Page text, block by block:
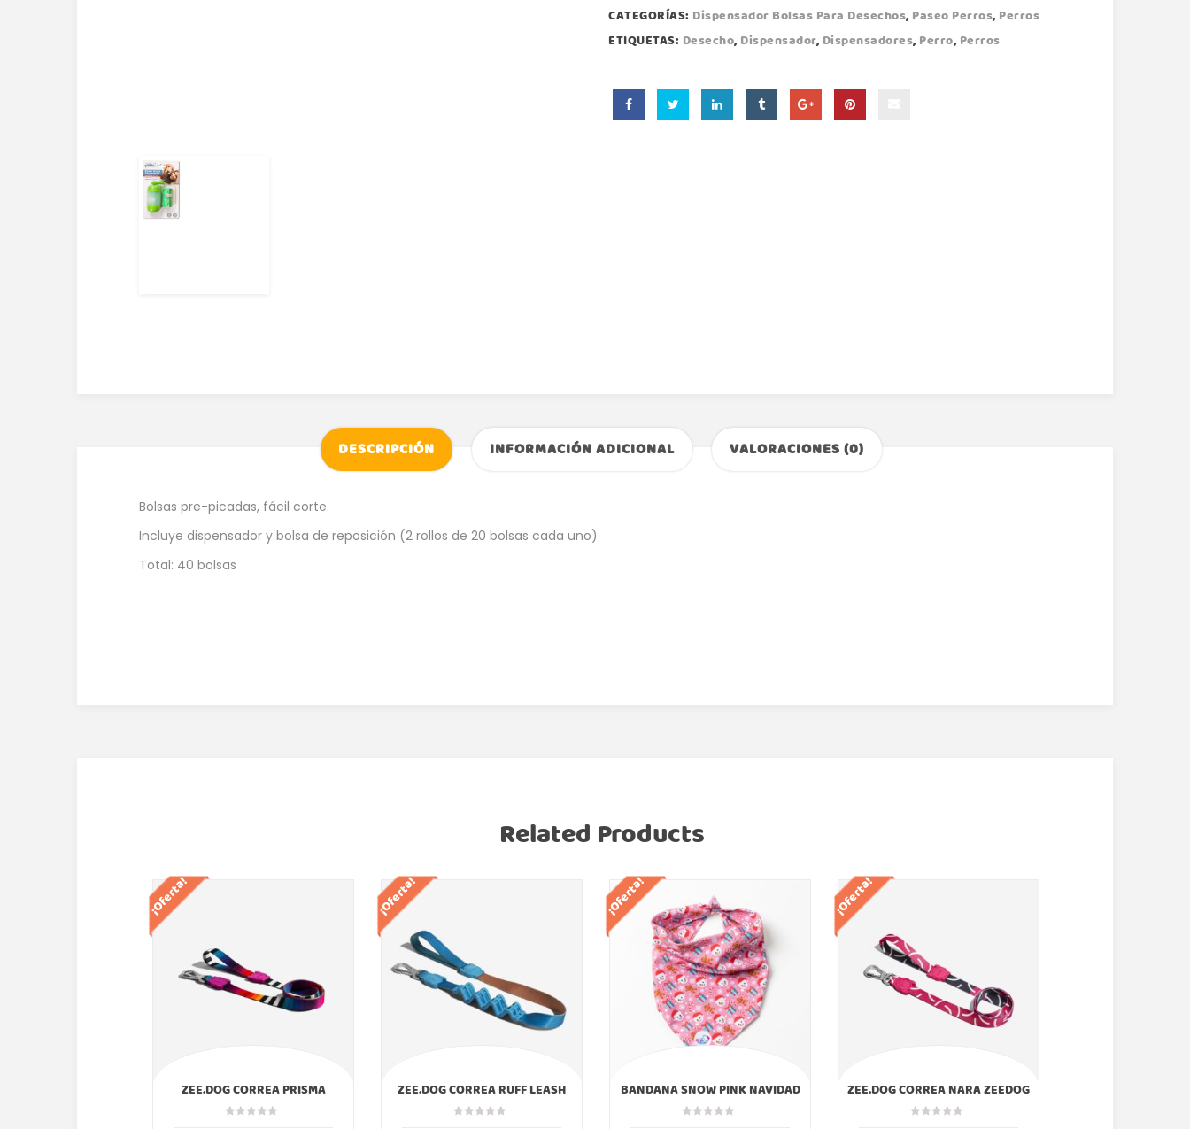
CATEGORÍAS: Dispensador Bolsas Para Desechos, Paseo Perros, Perros
ETIQUETAS: Desecho, Dispensador, Dispensadores, Perro, Perros
DESCRIPCIÓN INFORMACIÓN ADICIONAL VALORACIONES (0)
Bolsas pre-picadas, fácil corte.
Incluye dispensador y bolsa de reposición (2 rollos de 20 bolsas cada uno)
Total: 40 bolsas
Related Products
¡Oferta!
ZEE.DOG CORREA PRISMA
ZEEDOG
¡Oferta!
ZEE.DOG CORREA RUFF LEASH
DELTA ZEEDOG
¡Oferta!
BANDANA SNOW PINK NAVIDAD
¡Oferta!
ZEE.DOG CORREA NARA ZEEDOG